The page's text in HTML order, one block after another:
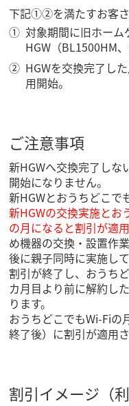
下記①②を満たすお客
対象期間に旧ホー
HGW（BL1500HM
HGWを交換完了し
用開始。
ご注意事項
新HGWへ交換完了しな
開始になりません。
新HGWとおうちどこで
新HGWの交換実施とお
の月になると割引が適
め機器の交換・設置作
後に親子同時に実施して
割引が終了し、おうち
カ月目より前に解約し
ります。
おうちどこでもWi-Fiの
終了後）に割引が適用さ
割引イメージ（